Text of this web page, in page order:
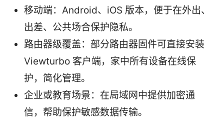
移动端：Android、iOS 版本，便于在外出、
出差、公共场合保护隐私。
路由器级覆盖：部分路由器固件可直接安装
Viewturbo 客户端，家中所有设备在线保
护，简化管理。
企业或教育场景：在局域网中提供加密通
信，帮助保护敏感数据传输。